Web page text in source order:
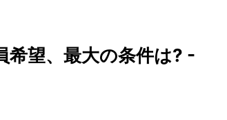
希望、最大の条件は? -